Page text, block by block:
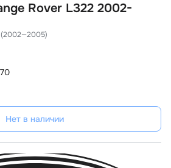
Rover L322 2002-
(2002—2005)
Нет в наличии